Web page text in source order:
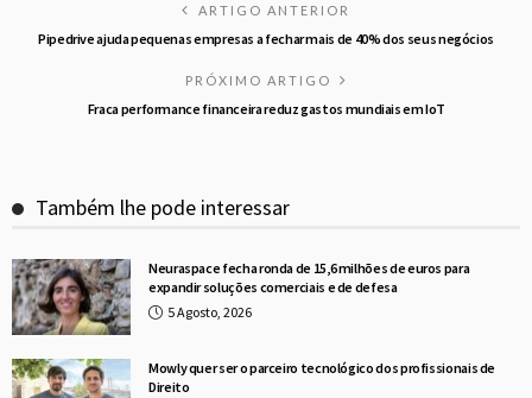
ARTIGO ANTERIOR
Pipedrive ajuda pequenas empresas a fechar mais de 40% dos seus negócios
PRÓXIMO ARTIGO
Fraca performance financeira reduz gastos mundiais em IoT
Também lhe pode interessar
Neuraspace fecha ronda de 15,6 milhões de euros para
expandir soluções comerciais e de defesa
5 Agosto, 2026
Mowly quer ser o parceiro tecnológico dos profissionais de
Direito